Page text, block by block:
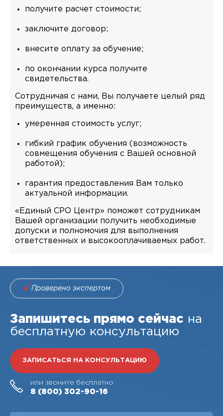
получите расчет стоимости;
заключите договор;
внесите оплату за обучение;
по окончании курса получите
свидетельства.
Сотрудничая с нами, Вы получаете целый ряд
преимуществ, а именно:
умеренная стоимость услуг;
гибкий график обучения (возможность
совмещения обучения с Вашей основной
работой);
гарантия предоставления Вам только
актуальной информации.
«Единый СРО Центр» поможет сотрудникам
Вашей организации получить необходимые
допуски и полномочия для выполнения
ответственных и высокооплачиваемых работ.
Проверено экспертом
Запишитесь прямо сейчас на
бесплатную консультацию
ЗАПИСАТЬСЯ НА КОНСУЛЬТАЦИЮ
или звоните бесплатно
8 (800) 302-90-16